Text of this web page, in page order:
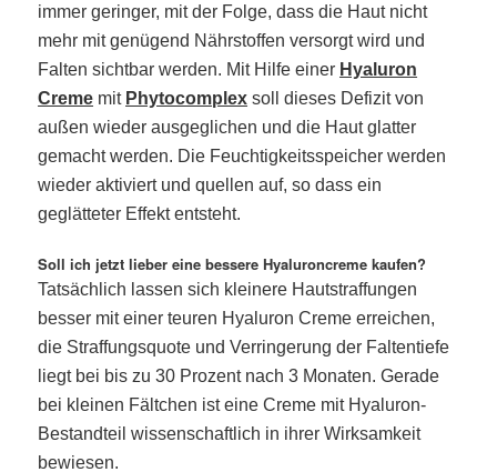
immer geringer, mit der Folge, dass die Haut nicht
mehr mit genügend Nährstoffen versorgt wird und
Falten sichtbar werden. Mit Hilfe einer Hyaluron
Creme mit Phytocomplex soll dieses Defizit von
außen wieder ausgeglichen und die Haut glatter
gemacht werden. Die Feuchtigkeitsspeicher werden
wieder aktiviert und quellen auf, so dass ein
geglätteter Effekt entsteht.
Soll ich jetzt lieber eine bessere Hyaluroncreme kaufen?
Tatsächlich lassen sich kleinere Hautstraffungen
besser mit einer teuren Hyaluron Creme erreichen,
die Straffungsquote und Verringerung der Faltentiefe
liegt bei bis zu 30 Prozent nach 3 Monaten. Gerade
bei kleinen Fältchen ist eine Creme mit Hyaluron-
Bestandteil wissenschaftlich in ihrer Wirksamkeit
bewiesen.